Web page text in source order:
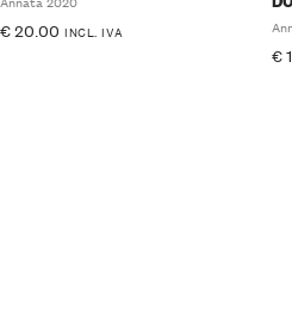
€20.00 INCL. IVA
€